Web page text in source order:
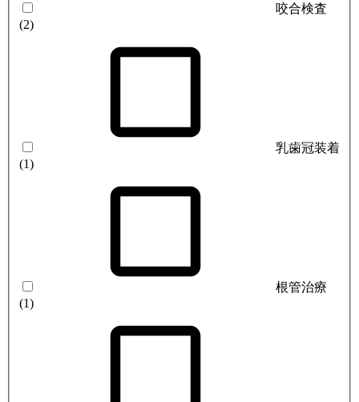
咬合検査
(2)
乳歯冠装着
(1)
根管治療
(1)